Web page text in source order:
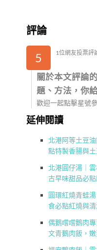
評論
5 1位網友投票評
關於本文評論
題、方法，你
歡迎一起點擊星號
延伸閱讀
北港阿等土豆
點特製香腸與
北港圓仔湯｜
古早味甜品必點
圓環紅燒青蛙
食必點紅燒與
偶鵝嚐嚐鵝肉
文青鵝肉飯，